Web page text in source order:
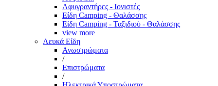
Αφυγραντήρες - Ιονιστές
Είδη Camping - Θαλάσσης
Είδη Camping - Ταξιδιού - Θαλάσσης
view more
Λευκά Είδη
Ανωστρώματα
/
Επιστρώματα
/